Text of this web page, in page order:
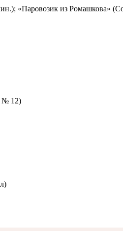
«Паровозик из Ромашкова»
№ 12)